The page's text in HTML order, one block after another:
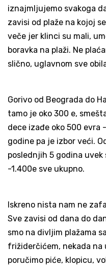
iznajmljujemo svakoga
zavisi od plaže na kojoj
veče jer klinci su mali,
boravka na plaži. Ne
slično, uglavnom sve
Gorivo od Beograda do
tamo je oko 300 e,
dece izađe oko 500 evra
godine pa je izbor veći.
poslednjih 5 godina uvek
-1.400e sve ukupno.
Iskreno nista nam ne
Sve zavisi od dana do
smo na divljim plažama
frižiderčićem, nekada na
poručimo piće, klopicu,